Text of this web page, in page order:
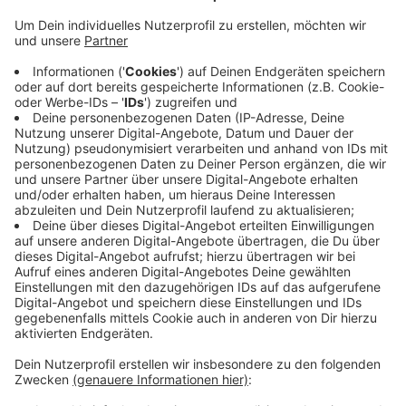
Es hat schon eine Reihe von Unfällen
gegeben
Anzeige
Zum Beispiel gab es auf der B70 zwischen Borken und
Südlohn mehrere Unfälle. Auch die B67 ist betroffen.
Die ist ab 6.00 Uhr zwischen Ramsdorf und Borken-
Gemen gesperrt, weil ein LKW aus dem Graben
geborgen werden muss. Die Polizei geht davon aus,
dass die Sperrung 4 bis 5 Stunden dauert.
Anzeige